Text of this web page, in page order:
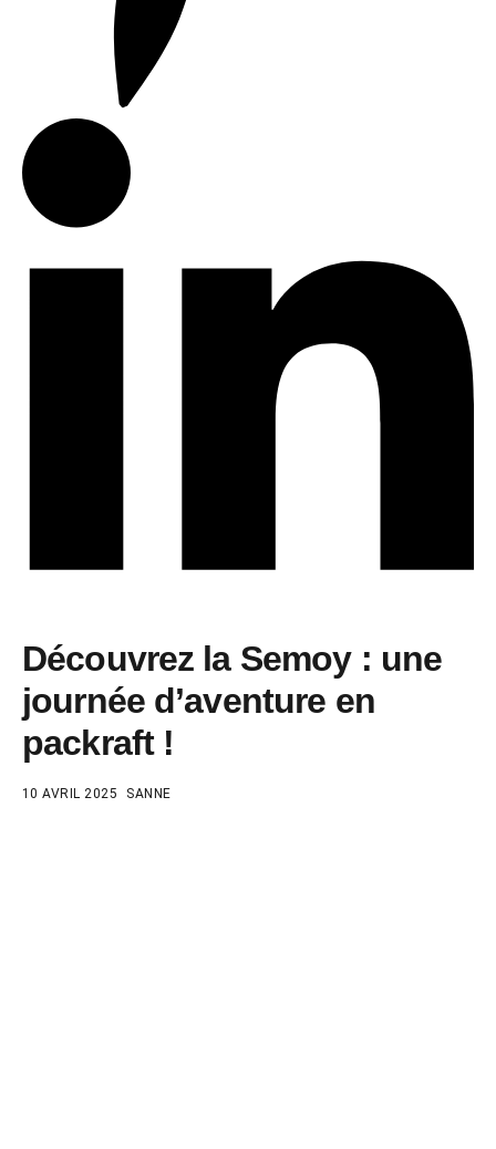
Découvrez la Semoy : une
journée d’aventure en
packraft !
10 AVRIL 2025 SANNE